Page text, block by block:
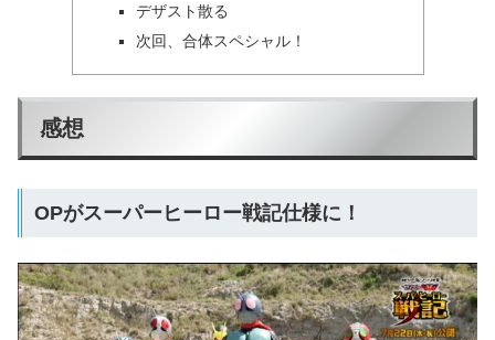
デザスト散る
次回、合体スペシャル！
感想
OPがスーパーヒーロー戦記仕様に！